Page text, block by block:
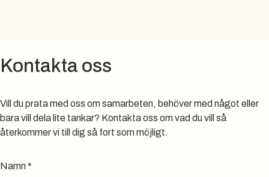
Kontakta oss
Vill du prata med oss om samarbeten, behöver med något eller
bara vill dela lite tankar? Kontakta oss om vad du vill så
återkommer vi till dig så fort som möjligt.
Namn *